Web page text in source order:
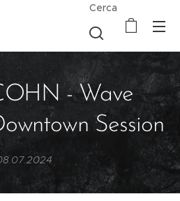
Cerca
- Wave
Session